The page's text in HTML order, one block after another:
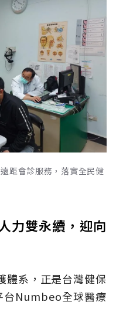
距會診服務，落實全民健
力雙永續，迎向
體系，正是台灣健保
台Numbeo全球醫療